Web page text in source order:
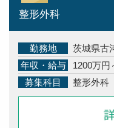
整形外科
勤務地
茨城県古
年収・給与
1200万円
募集科目
整形外科